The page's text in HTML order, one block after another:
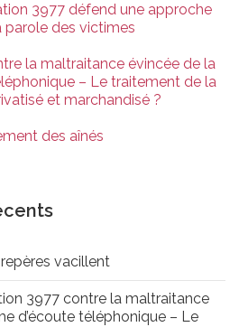
3977 défend une approche
parole des victimes
la maltraitance évincée de la
– Le traitement de la
et marchandisé ?
des aînés
vacillent
3977 contre la maltraitance
d’écoute téléphonique – Le